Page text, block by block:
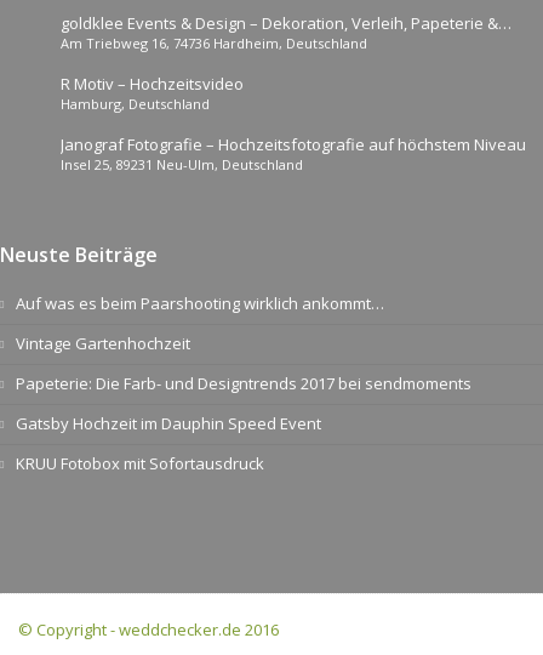
goldklee Events & Design – Dekoration, Verleih, Papeterie &
Blumenschmuck für euren ganz besonderen Tag
Am Triebweg 16, 74736 Hardheim, Deutschland
R Motiv – Hochzeitsvideo
Hamburg, Deutschland
Janograf Fotografie – Hochzeitsfotografie auf höchstem Niveau
Insel 25, 89231 Neu-Ulm, Deutschland
Neuste Beiträge
Auf was es beim Paarshooting wirklich ankommt…
Vintage Gartenhochzeit
Papeterie: Die Farb- und Designtrends 2017 bei sendmoments
Gatsby Hochzeit im Dauphin Speed Event
KRUU Fotobox mit Sofortausdruck
© Copyright - weddchecker.de 2016